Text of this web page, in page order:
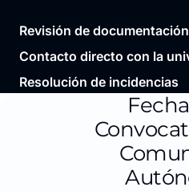
Revisión de
Contacto directo con la
Resolución de incidencias